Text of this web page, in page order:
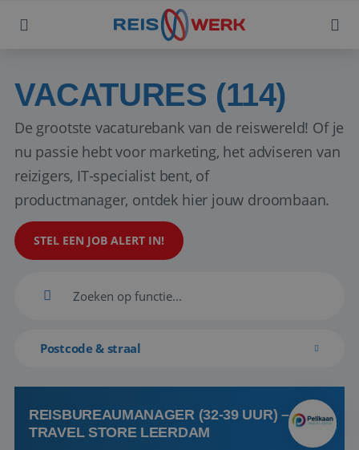
VACATURES (114)
De grootste vacaturebank van de reiswereld! Of je
nu passie hebt voor marketing, het adviseren van
reizigers, IT-specialist bent, of
productmanager, ontdek hier jouw droombaan.
STEL EEN JOB ALERT IN!
Postcode & straal
REISBUREAUMANAGER (32-39 UUR) –
TRAVEL STORE LEERDAM